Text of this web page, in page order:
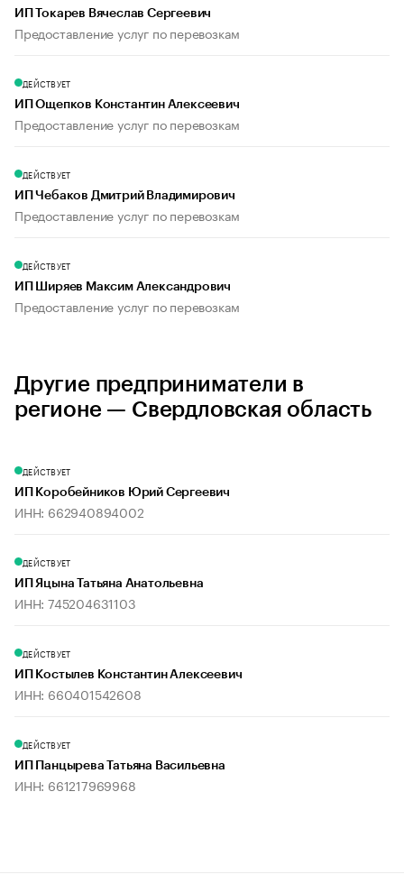
ИП Токарев Вячеслав Сергеевич
Предоставление услуг по перевозкам
ДЕЙСТВУЕТ
ИП Ощепков Константин Алексеевич
Предоставление услуг по перевозкам
ДЕЙСТВУЕТ
ИП Чебаков Дмитрий Владимирович
Предоставление услуг по перевозкам
ДЕЙСТВУЕТ
ИП Ширяев Максим Александрович
Предоставление услуг по перевозкам
Другие предприниматели в
регионе — Свердловская область
ДЕЙСТВУЕТ
ИП Коробейников Юрий Сергеевич
ИНН: 662940894002
ДЕЙСТВУЕТ
ИП Яцына Татьяна Анатольевна
ИНН: 745204631103
ДЕЙСТВУЕТ
ИП Костылев Константин Алексеевич
ИНН: 660401542608
ДЕЙСТВУЕТ
ИП Панцырева Татьяна Васильевна
ИНН: 661217969968